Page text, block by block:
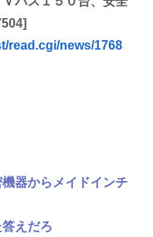
read.cgi/news/1768
器からメイドインチ
えだろ